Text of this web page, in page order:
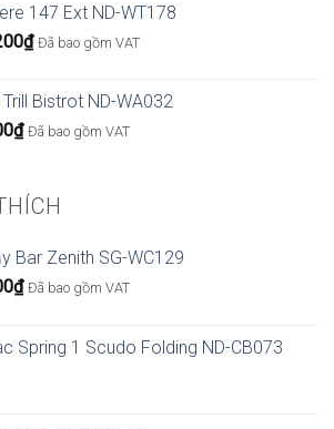
147 Ext ND-WT178
₫ Đã bao gồm VAT
Bistrot ND-WA032
₫ Đã bao gồm VAT
Bar Zenith SG-WC129
₫ Đã bao gồm VAT
Spring 1 Scudo Folding ND-CB073